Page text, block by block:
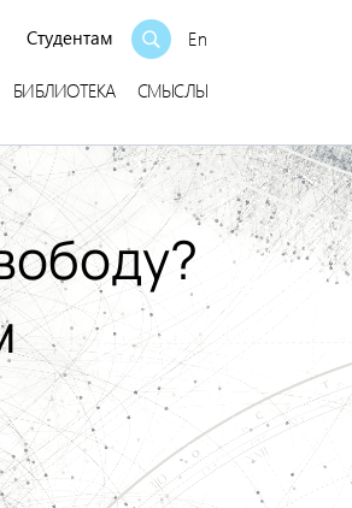
Студентам En
БИБЛИОТЕКА СМЫСЛЫ